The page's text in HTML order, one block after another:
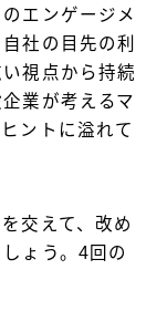
エンゲージメ
社の目先の利
視点から持続
業が考えるマ
ントに溢れて
交えて、改め
ょう。4回の